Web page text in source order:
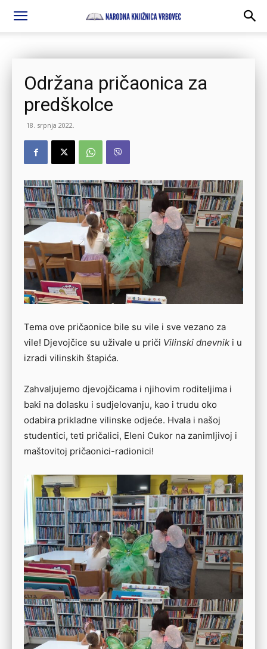
Održana pričaonica za
predškolce
18. srpnja 2022.
Tema ove pričaonice bile su vile i sve vezano za
vile! Djevojčice su uživale u priči Vilinski dnevnik i u
izradi vilinskih štapića.
Zahvaljujemo djevojčicama i njihovim roditeljima i
baki na dolasku i sudjelovanju, kao i trudu oko
odabira prikladne vilinske odjeće. Hvala i našoj
studentici, teti pričalici, Eleni Cukor na zanimljivoj i
maštovitoj pričaonici-radionici!